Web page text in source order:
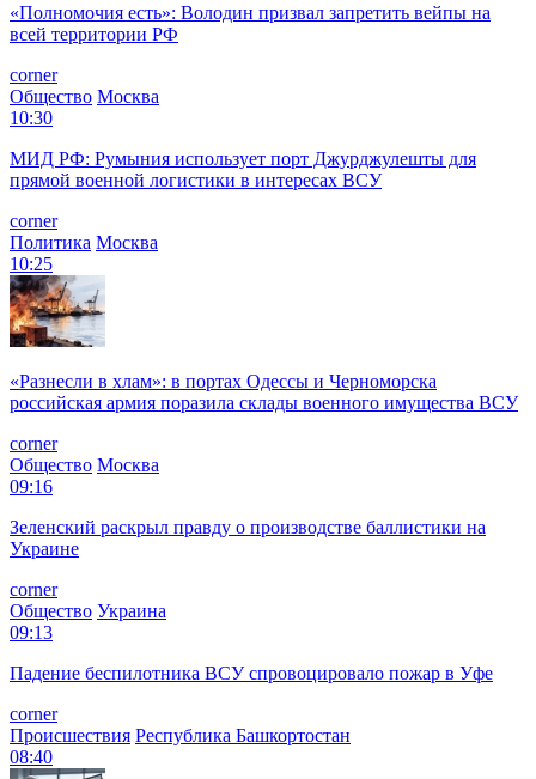
«Полномочия есть»: Володин призвал запретить вейпы на
всей территории РФ
corner
Общество Москва
10:30
МИД РФ: Румыния использует порт Джурджулешты для
прямой военной логистики в интересах ВСУ
corner
Политика Москва
10:25
«Разнесли в хлам»: в портах Одессы и Черноморска
российская армия поразила склады военного имущества ВСУ
corner
Общество Москва
09:16
Зеленский раскрыл правду о производстве баллистики на
Украине
corner
Общество Украина
09:13
Падение беспилотника ВСУ спровоцировало пожар в Уфе
corner
Происшествия Республика Башкортостан
08:40